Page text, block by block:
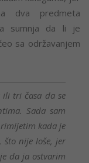
dva predmeta
sumnja da li je
sa održavanjem
ili tri časa da se
Sada sam
kada je
što nije loše, jer
da ja ostvarim